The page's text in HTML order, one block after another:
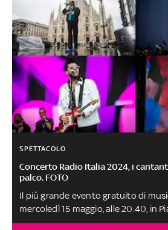
SPETTACOLO
Concerto Radio Italia 2024, i
palco. FOTO
Il più grande evento gratuito di
mercoledì 15 maggio, alle 20.40, in
Milano. Gli artisti che saliranno sul